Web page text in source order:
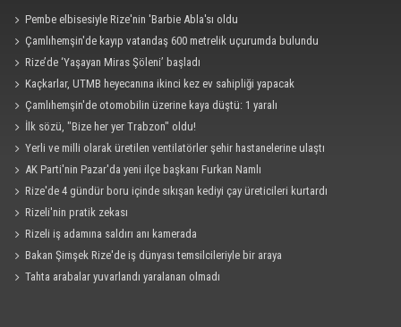
Pembe elbisesiyle Rize'nin 'Barbie Abla'sı oldu
Çamlıhemşin'de kayıp vatandaş 600 metrelik uçurumda bulundu
Rize’de ‘Yaşayan Miras Şöleni’ başladı
Kaçkarlar, UTMB heyecanına ikinci kez ev sahipliği yapacak
Çamlıhemşin'de otomobilin üzerine kaya düştü: 1 yaralı
İlk sözü, "Bize her yer Trabzon" oldu!
Yerli ve milli olarak üretilen ventilatörler şehir hastanelerine ulaştı
AK Parti'nin Pazar'da yeni ilçe başkanı Furkan Namlı
Rize'de 4 gündür boru içinde sıkışan kediyi çay üreticileri kurtardı
Rizeli'nin pratik zekası
Rizeli iş adamına saldırı anı kamerada
Bakan Şimşek Rize'de iş dünyası temsilcileriyle bir araya
Tahta arabalar yuvarlandı yaralanan olmadı